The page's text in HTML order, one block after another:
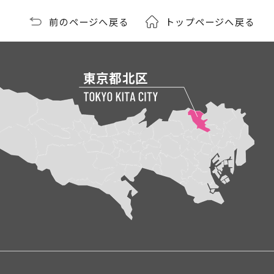
前のページへ戻る トップページへ戻る